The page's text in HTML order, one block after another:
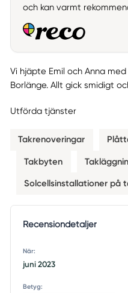
och kan varmt
Vi hjäpte Emil och Anna
Borlänge. Allt gick smidigt
Utförda tjänster
Takrenoveringar
Takbyten
Solcellsinstallationer på
Recensiondetaljer
När:
juni 2023
Betyg: